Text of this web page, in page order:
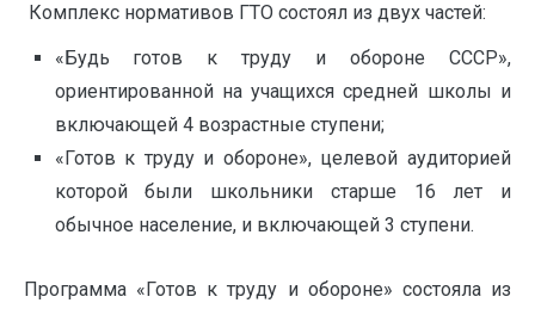
Комплекс нормативов ГТО состоял из двух частей:
«Будь готов к труду и обороне СССР»,
ориентированной на учащихся средней школы и
включающей 4 возрастные ступени;
«Готов к труду и обороне», целевой аудиторией
которой были школьники старше 16 лет и
обычное население, и включающей 3 ступени.
Программа «Готов к труду и обороне» состояла из